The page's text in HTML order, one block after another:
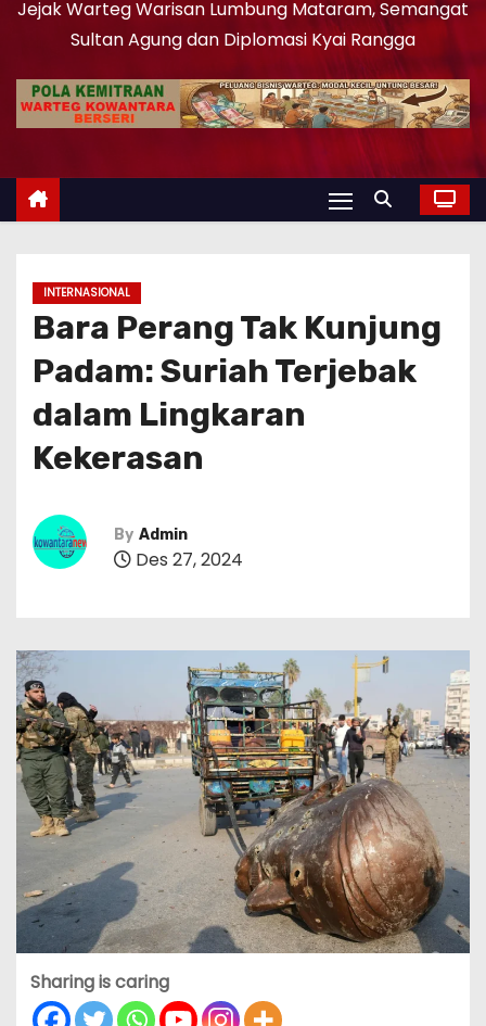
Jejak Warteg Warisan Lumbung Mataram, Semangat
Sultan Agung dan Diplomasi Kyai Rangga
INTERNASIONAL
Bara Perang Tak Kunjung
Padam: Suriah Terjebak
dalam Lingkaran
Kekerasan
By Admin
Des 27, 2024
Sharing is caring